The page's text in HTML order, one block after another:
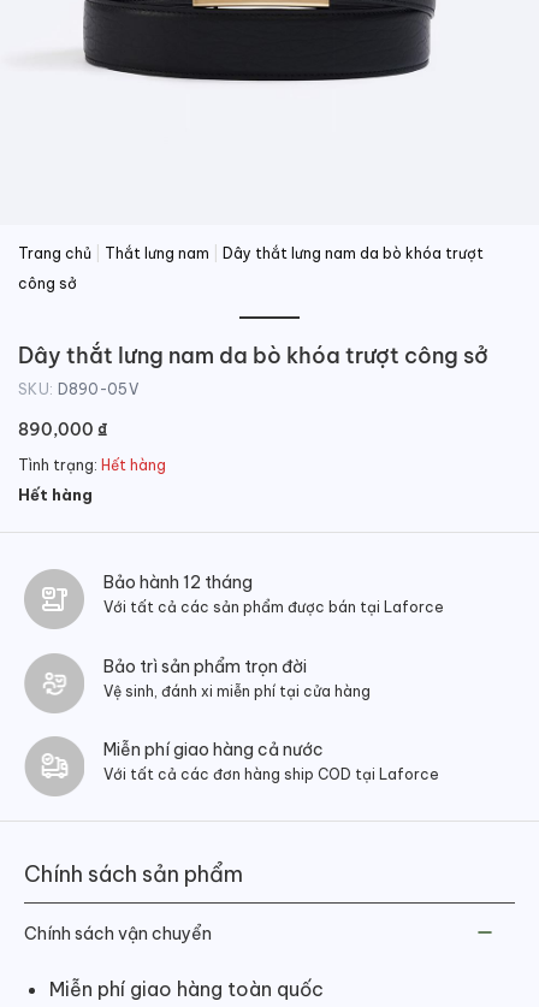
Trang chủ Thắt lưng nam
Dây thắt lưng nam da bò khóa trượt
công sở
Dây thắt lưng nam da bò khóa trượt công sở
SKU: D890-05V
890,000 ₫
Tình trạng: Hết hàng
Hết hàng
Bảo hành 12 tháng
Với tất cả các sản phẩm được bán tại Laforce
Bảo trì sản phẩm trọn đời
Vệ sinh, đánh xi miễn phí tại cửa hàng
Miễn phí giao hàng cả nước
Với tất cả các đơn hàng ship COD tại Laforce
Chính sách sản phẩm
Chính sách vận chuyển
Miễn phí giao hàng toàn quốc